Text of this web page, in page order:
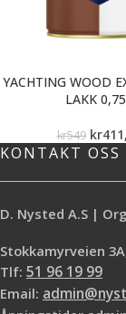
YACHTING WOOD
LAKK
kr549 kr
KONTAKT OSS
D. Nysted A.S |
Stokkamyrveien
Tlf: 51 96 19 99
Email: